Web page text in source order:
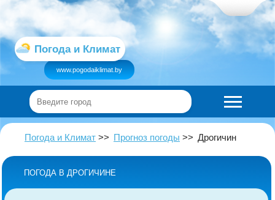
Погода и Климат
www.pogodaiklimat.by
Погода и Климат Прогноз погоды Дрогичин
ПОГОДА В ДРОГИЧИНЕ